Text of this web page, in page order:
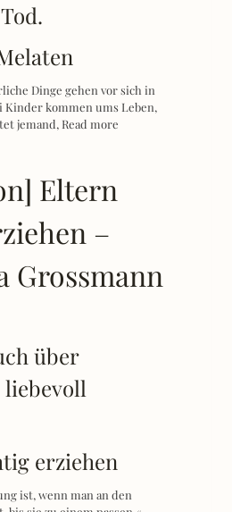
Dinge gehen vor sich in
Kinder kommen ums Leben,
jemand,Read more
Eltern
–
Grossmann
über
liebevoll
ist, wenn man an den